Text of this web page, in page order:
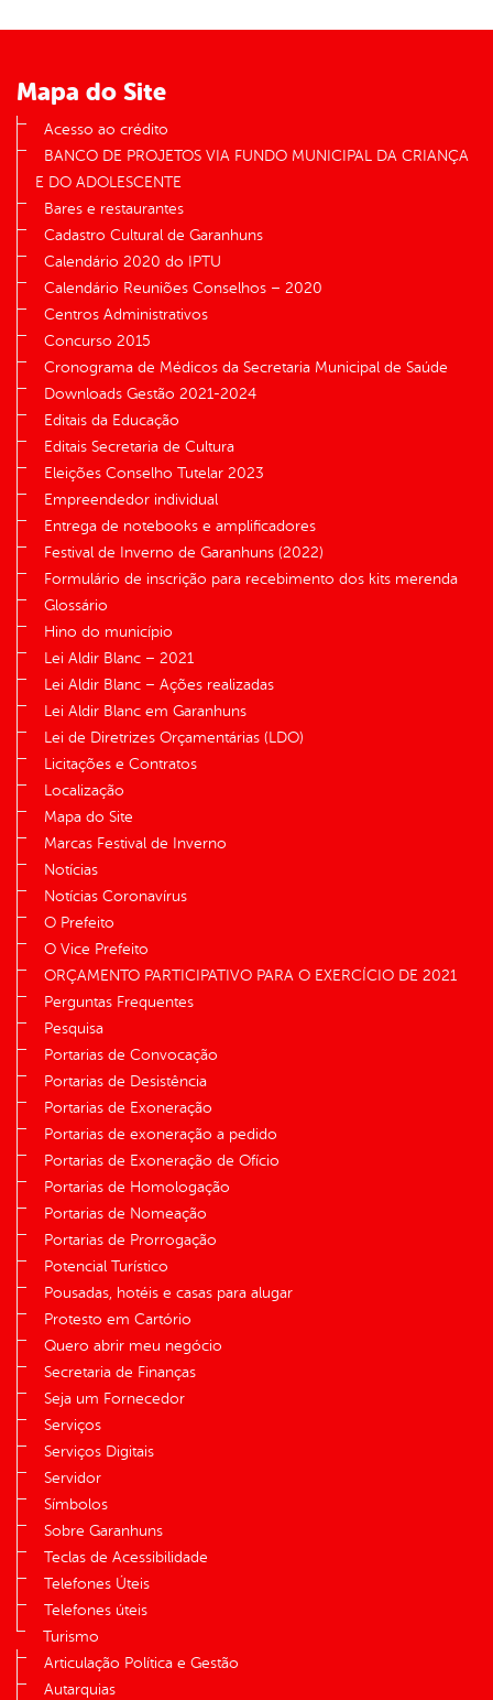
Mapa do Site
Acesso ao crédito
BANCO DE PROJETOS VIA FUNDO MUNICIPAL DA CRIANÇA
E DO ADOLESCENTE
Bares e restaurantes
Cadastro Cultural de Garanhuns
Calendário 2020 do IPTU
Calendário Reuniões Conselhos – 2020
Centros Administrativos
Concurso 2015
Cronograma de Médicos da Secretaria Municipal de Saúde
Downloads Gestão 2021-2024
Editais da Educação
Editais Secretaria de Cultura
Eleições Conselho Tutelar 2023
Empreendedor individual
Entrega de notebooks e amplificadores
Festival de Inverno de Garanhuns (2022)
Formulário de inscrição para recebimento dos kits merenda
Glossário
Hino do município
Lei Aldir Blanc – 2021
Lei Aldir Blanc – Ações realizadas
Lei Aldir Blanc em Garanhuns
Lei de Diretrizes Orçamentárias (LDO)
Licitações e Contratos
Localização
Mapa do Site
Marcas Festival de Inverno
Notícias
Notícias Coronavírus
O Prefeito
O Vice Prefeito
ORÇAMENTO PARTICIPATIVO PARA O EXERCÍCIO DE 2021
Perguntas Frequentes
Pesquisa
Portarias de Convocação
Portarias de Desistência
Portarias de Exoneração
Portarias de exoneração a pedido
Portarias de Exoneração de Ofício
Portarias de Homologação
Portarias de Nomeação
Portarias de Prorrogação
Potencial Turístico
Pousadas, hotéis e casas para alugar
Protesto em Cartório
Quero abrir meu negócio
Secretaria de Finanças
Seja um Fornecedor
Serviços
Serviços Digitais
Servidor
Símbolos
Sobre Garanhuns
Teclas de Acessibilidade
Telefones Úteis
Telefones úteis
Turismo
Articulação Política e Gestão
Autarquias